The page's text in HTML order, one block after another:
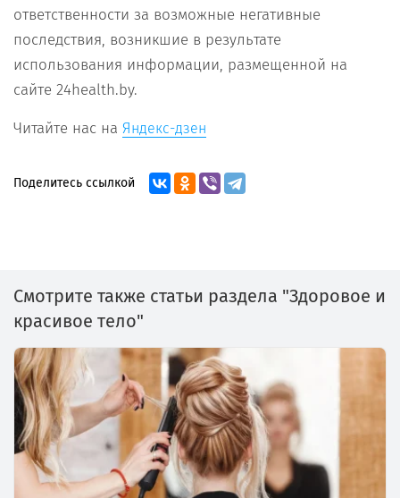
ответственности за возможные негативные
последствия, возникшие в результате
использования информации, размещенной на
сайте 24health.by.
Читайте нас на Яндекс-дзен
Поделитесь ссылкой
Смотрите также статьи раздела "Здоровое и
красивое тело"